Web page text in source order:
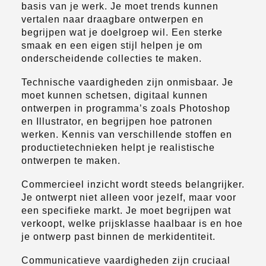
basis van je werk. Je moet trends kunnen
vertalen naar draagbare ontwerpen en
begrijpen wat je doelgroep wil. Een sterke
smaak en een eigen stijl helpen je om
onderscheidende collecties te maken.
Technische vaardigheden zijn onmisbaar. Je
moet kunnen schetsen, digitaal kunnen
ontwerpen in programma’s zoals Photoshop
en Illustrator, en begrijpen hoe patronen
werken. Kennis van verschillende stoffen en
productietechnieken helpt je realistische
ontwerpen te maken.
Commercieel inzicht wordt steeds belangrijker.
Je ontwerpt niet alleen voor jezelf, maar voor
een specifieke markt. Je moet begrijpen wat
verkoopt, welke prijsklasse haalbaar is en hoe
je ontwerp past binnen de merkidentiteit.
Communicatieve vaardigheden zijn cruciaal